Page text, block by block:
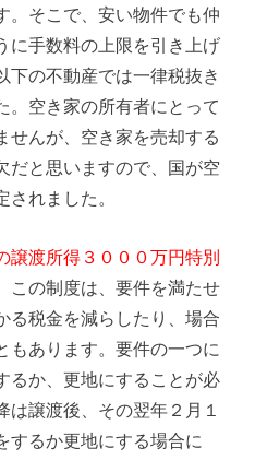
。そこで、安い物件でも仲
に手数料の上限を引き上げ
下の不動産では一律税抜き
。空き家の所有者にとって
せんが、空き家を売却する
だと思いますので、国が空
れました。
譲渡所得３０００万円特別
この制度は、要件を満たせ
る税金を減らしたり、場合
もあります。要件の一つに
るか、更地にすることが必
譲渡後、その翌年２月１
するか更地にする場合に